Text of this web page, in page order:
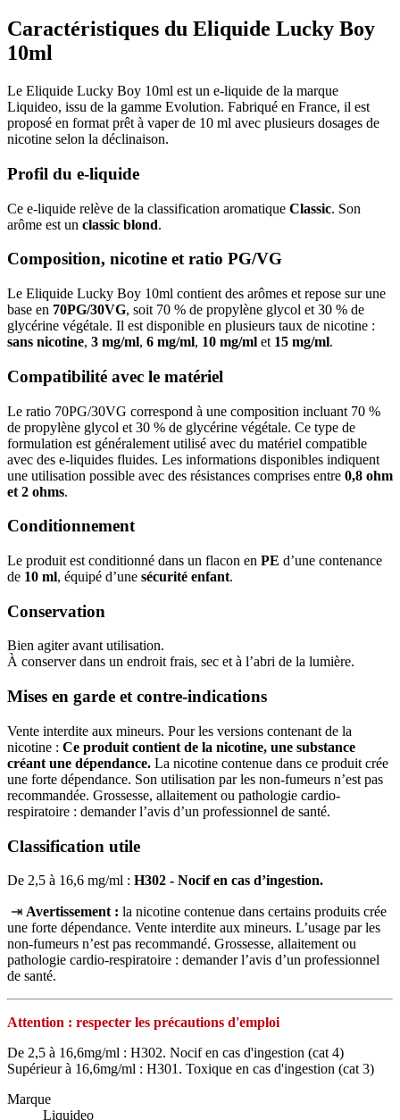
Caractéristiques du Eliquide Lucky Boy
10ml
Le Eliquide Lucky Boy 10ml est un e-liquide de la marque
Liquideo, issu de la gamme Evolution. Fabriqué en France, il est
proposé en format prêt à vaper de 10 ml avec plusieurs dosages de
nicotine selon la déclinaison.
Profil du e-liquide
Ce e-liquide relève de la classification aromatique Classic. Son
arôme est un classic blond.
Composition, nicotine et ratio PG/VG
Le Eliquide Lucky Boy 10ml contient des arômes et repose sur une
base en 70PG/30VG, soit 70 % de propylène glycol et 30 % de
glycérine végétale. Il est disponible en plusieurs taux de nicotine :
sans nicotine, 3 mg/ml, 6 mg/ml, 10 mg/ml et 15 mg/ml.
Compatibilité avec le matériel
Le ratio 70PG/30VG correspond à une composition incluant 70 %
de propylène glycol et 30 % de glycérine végétale. Ce type de
formulation est généralement utilisé avec du matériel compatible
avec des e-liquides fluides. Les informations disponibles indiquent
une utilisation possible avec des résistances comprises entre 0,8 ohm
et 2 ohms.
Conditionnement
Le produit est conditionné dans un flacon en PE d’une contenance
de 10 ml, équipé d’une sécurité enfant.
Conservation
Bien agiter avant utilisation.
À conserver dans un endroit frais, sec et à l’abri de la lumière.
Mises en garde et contre-indications
Vente interdite aux mineurs. Pour les versions contenant de la
nicotine : Ce produit contient de la nicotine, une substance
créant une dépendance. La nicotine contenue dans ce produit crée
une forte dépendance. Son utilisation par les non-fumeurs n’est pas
recommandée. Grossesse, allaitement ou pathologie cardio-
respiratoire : demander l’avis d’un professionnel de santé.
Classification utile
De 2,5 à 16,6 mg/ml : H302 - Nocif en cas d’ingestion.
⇥ Avertissement : la nicotine contenue dans certains produits crée
une forte dépendance. Vente interdite aux mineurs. L’usage par les
non‑fumeurs n’est pas recommandé. Grossesse, allaitement ou
pathologie cardio‑respiratoire : demander l’avis d’un professionnel
de santé.
Attention : respecter les précautions d'emploi
De 2,5 à 16,6mg/ml : H302. Nocif en cas d'ingestion (cat 4)
Supérieur à 16,6mg/ml : H301. Toxique en cas d'ingestion (cat 3)
Marque
Liquideo